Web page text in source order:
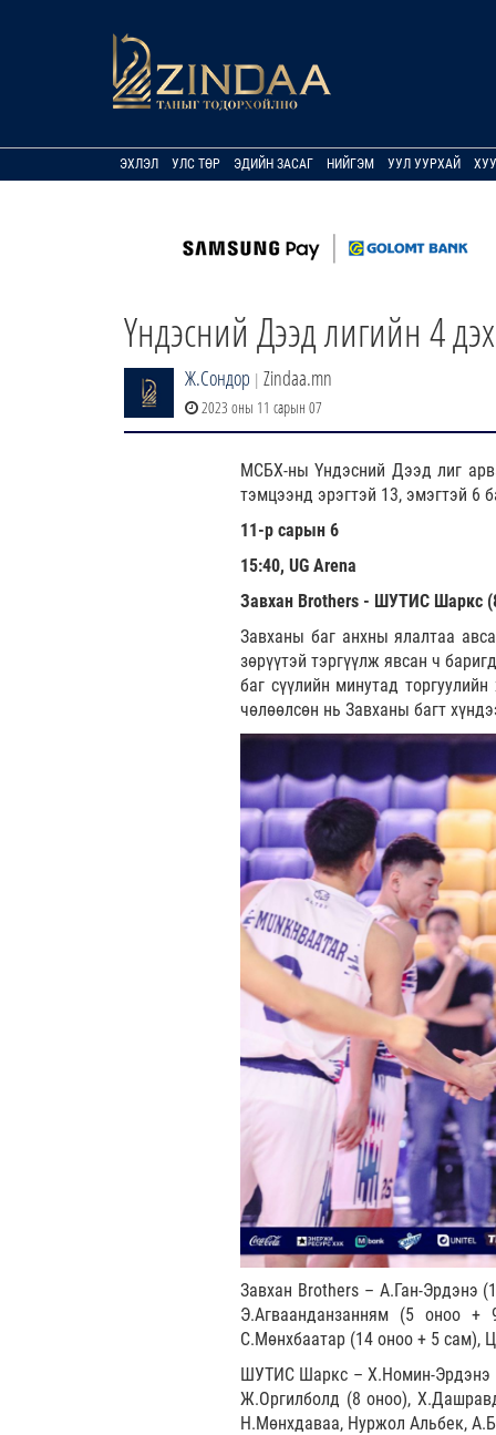
ЭХЛЭЛ УЛС ТӨР ЭДИЙН ЗАСАГ НИЙГЭМ УУЛ УУРХАЙ
Үндэсний Дээд лигийн 4
Ж.Сондор | Zindaa.mn
2023 оны 11 сарын 07
МСБХ-ны Үндэсний Дээд лиг
тэмцээнд эрэгтэй 13, эмэгтэй 6
11-р сарын 6
15:40, UG Arena
Завхан Brothers - ШУТИС Шаркс
Завханы баг анхны ялалтаа
зөрүүтэй тэргүүлж явсан ч
баг сүүлийн минутад
чөлөөлсөн нь Завханы багт
Завхан Brothers – А.Ган-Эрдэнэ
Э.Агваанданзанням (5 оноо
С.Мөнхбаатар (14 оноо + 5 сам),
ШУТИС Шаркс – Х.Номин-Эрдэнэ
Ж.Оргилболд (8 оноо),
Н.Мөнхдаваа, Нуржол Альбек,